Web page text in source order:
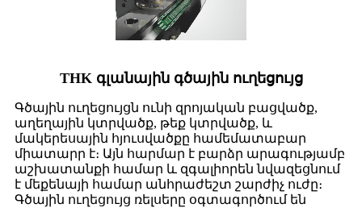
THK գլանային գծային ուղեցույց
Գծային ուղեցույցն ունի զրոյական բացվածք,
աղեղային կտրվածք, թեք կտրվածք, և
մակերեսային հյուսվածքը համեմատաբար
միատարր է։ Այն հարմար է բարձր արագությամբ
աշխատանքի համար և զգալիորեն նվազեցնում
է մեքենայի համար անհրաժեշտ շարժիչ ուժը։
Գծային ուղեցույց ռելսերը օգտագործում են